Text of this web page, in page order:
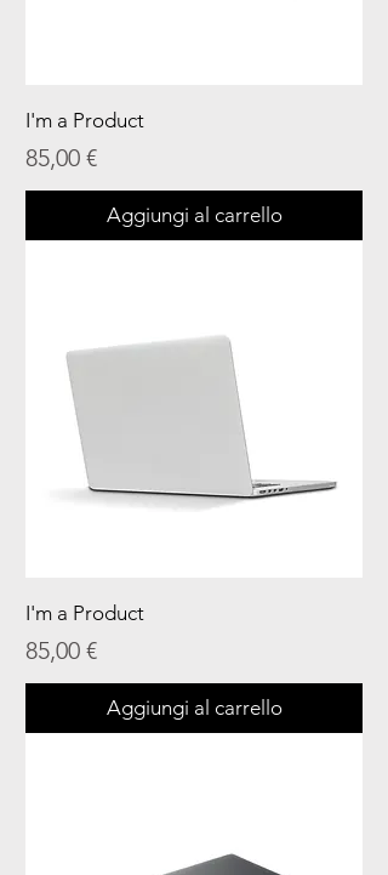
I'm a Product
Prezzo
85,00 €
Aggiungi al carrello
I'm a Product
Prezzo
85,00 €
Aggiungi al carrello